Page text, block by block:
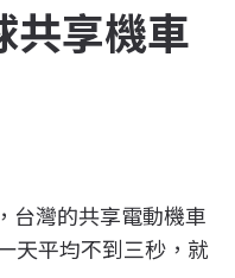
共享機車
台灣的共享電動機車
天平均不到三秒，就